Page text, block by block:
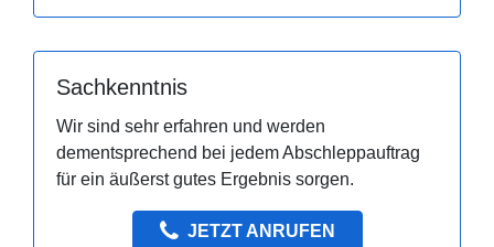
Sachkenntnis
Wir sind sehr erfahren und werden
dementsprechend bei jedem Abschleppauftrag
für ein äußerst gutes Ergebnis sorgen.
JETZT ANRUFEN